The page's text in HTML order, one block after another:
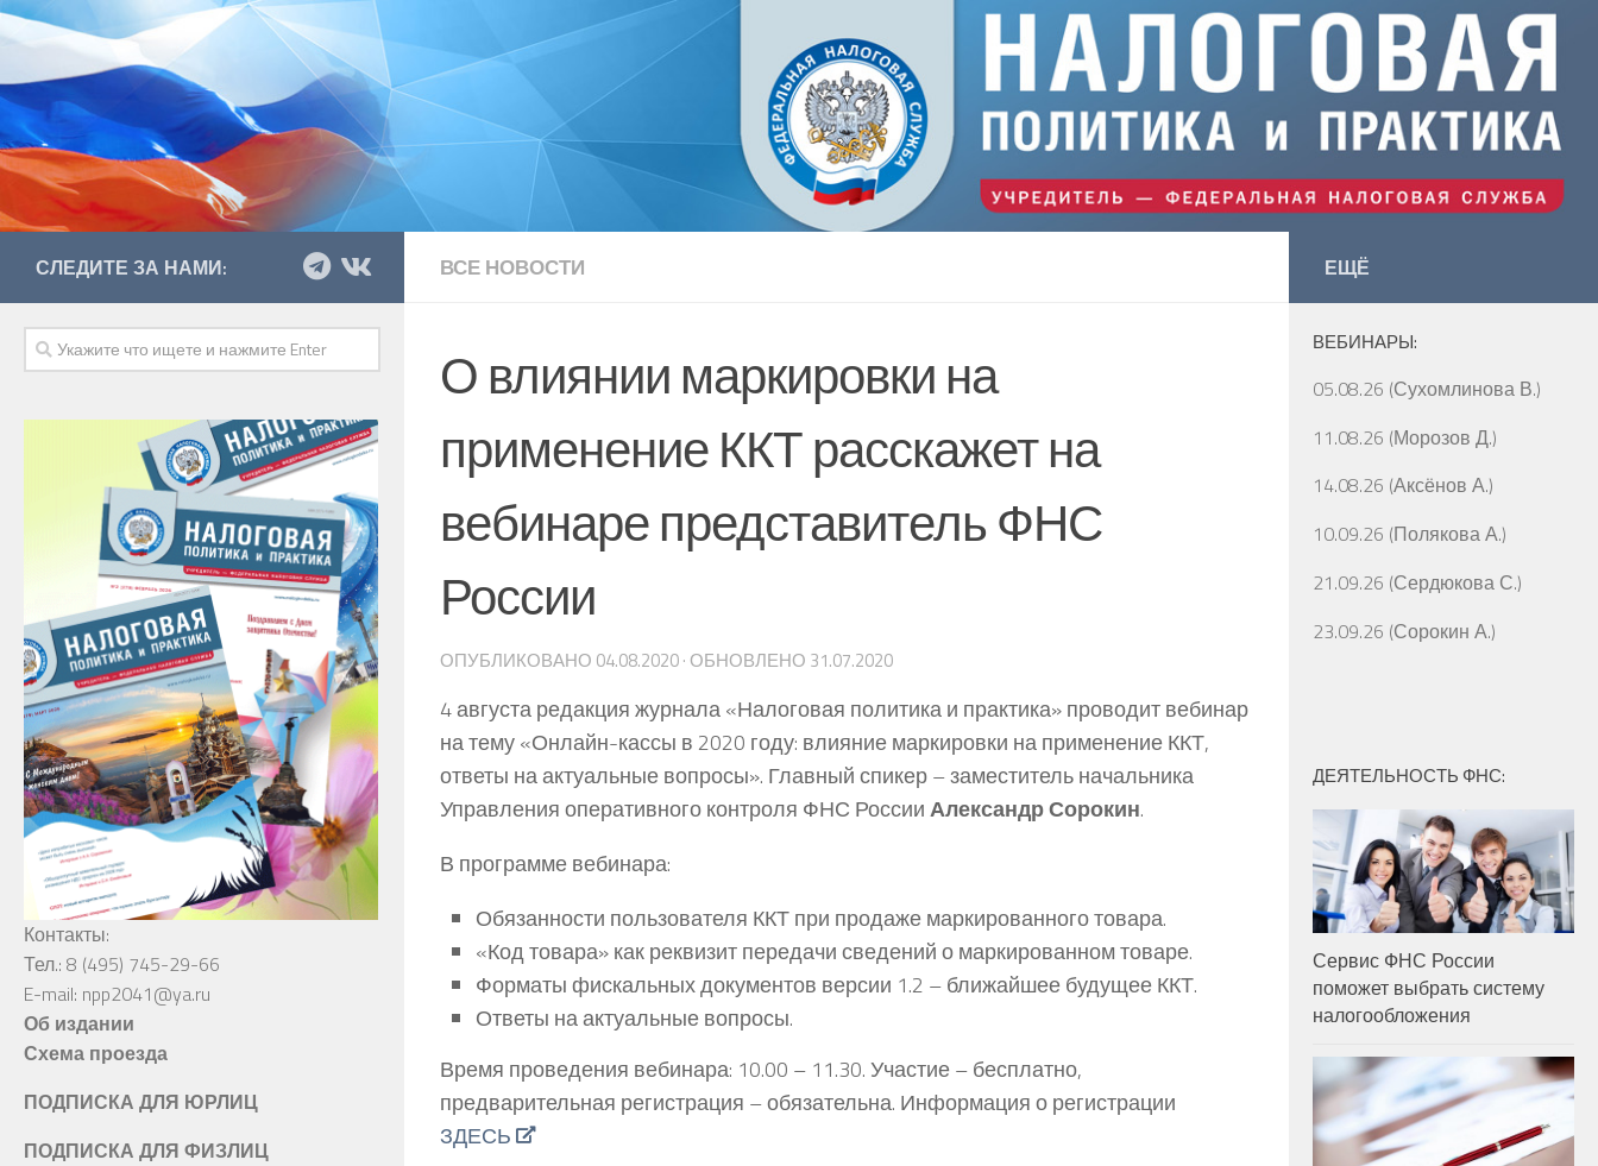
ВСЕ НОВОСТИ
О влиянии маркировки на
применение ККТ расскажет на
вебинаре представитель ФНС
России
ОПУБЛИКОВАНО 04.08.2020· ОБНОВЛЕНО 31.07.2020
4 августа редакция журнала «Налоговая политика и практика» проводит вебинар
на тему «Онлайн-кассы в 2020 году: влияние маркировки на применение ККТ,
ответы на актуальные вопросы». Главный спикер – заместитель начальника
Управления оперативного контроля ФНС РоссииАлександр Сорокин.
В программе вебинара:
Обязанности пользователя ККТ при продаже маркированного товара.
«Код товара» как реквизит передачи сведений о маркированном товаре.
Форматы фискальных документов версии 1.2 – ближайшее будущее ККТ.
Ответы на актуальные вопросы.
Время проведения вебинара: 10.00 – 11.30. Участие – бесплатно,
предварительная регистрация – обязательна. Информация о регистрации
ЗДЕСЬ
СЛЕДИТЕ ЗА НАМИ:
Контакты:
Тел.: 8 (495) 745-29-66
E-mail: npp2041@ya.ru
Об издании
Схема проезда
ПОДПИСКА ДЛЯ ЮРЛИЦ
ПОДПИСКА ДЛЯ ФИЗЛИЦ
ЕЩЁ
ВЕБИНАРЫ:
05.08.26 (Сухомлинова В.)
11.08.26 (Морозов Д.)
14.08.26 (Аксёнов А.)
10.09.26 (Полякова А.)
21.09.26 (Сердюкова С.)
23.09.26 (Сорокин А.)
ДЕЯТЕЛЬНОСТЬ ФНС:
Сервис ФНС России
поможет выбрать систему
налогообложения